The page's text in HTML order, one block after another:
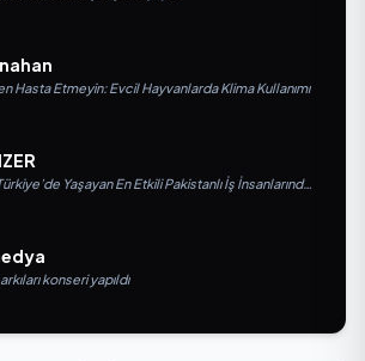
Hasta Etmeyin: Evcil Hayvanlarda Klima Kullanımı
Yaşayan En Etkili Pakistanlı İş İnsanlarından
konseri yapıldı